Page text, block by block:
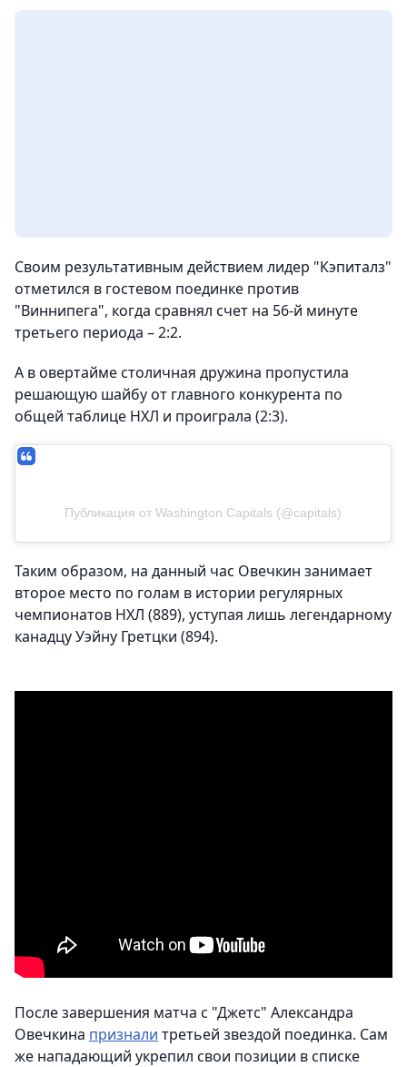
Своим результативным действием лидер "Кэпиталз"
отметился в гостевом поединке против
"Виннипега", когда сравнял счет на 56-й минуте
третьего периода – 2:2.
А в овертайме столичная дружина пропустила
решающую шайбу от главного конкурента по
общей таблице НХЛ и проиграла (2:3).
Публикация от Washington Capitals (@capitals)
Таким образом, на данный час Овечкин занимает
второе место по голам в истории регулярных
чемпионатов НХЛ (889), уступая лишь легендарному
канадцу Уэйну Гретцки (894).
После завершения матча с "Джетс" Александра
Овечкина признали третьей звездой поединка. Сам
же нападающий укрепил свои позиции в списке